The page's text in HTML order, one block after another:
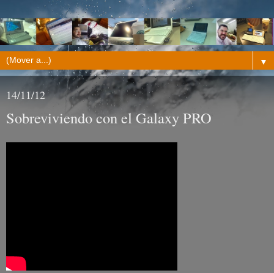
▼
14/11/12
Sobreviviendo con el Galaxy PRO